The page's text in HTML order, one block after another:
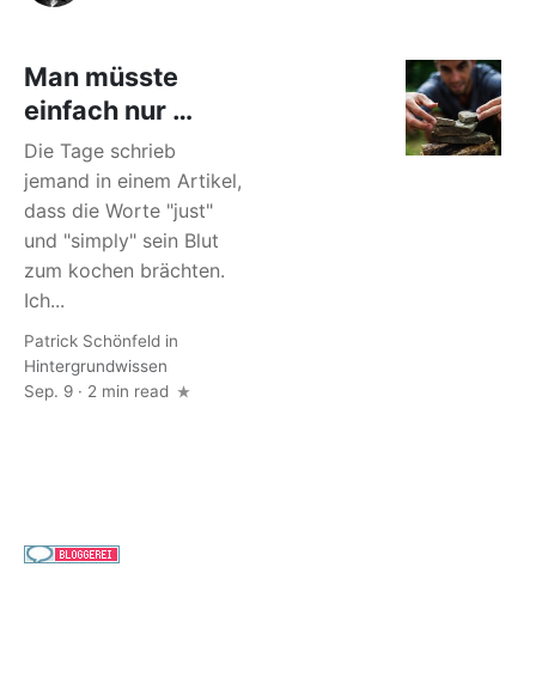
Man müsste
einfach nur …
Die Tage schrieb
jemand in einem Artikel,
dass die Worte "just"
und "simply" sein Blut
zum kochen brächten.
Ich...
Patrick Schönfeld in
Hintergrundwissen
Sep. 9 · 2 min read